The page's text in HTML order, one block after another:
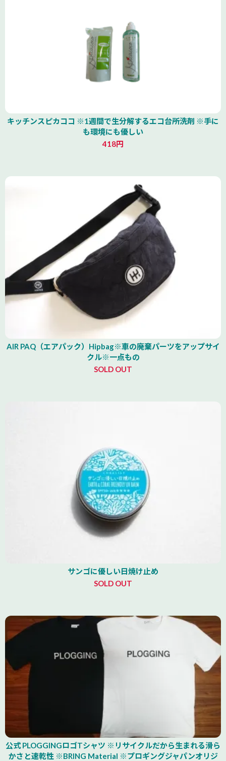
キッチンスピカココ ※1週間で生分解するエコ台所洗剤 ※手に
も環境にも優しい
418円
AIR PAQ（エアパック）Hipbag※車の廃棄パーツをアップサイ
クル※一点もの
SOLD OUT
サンゴに優しい日焼け止め
SOLD OUT
公式 PLOGGINGロゴTシャツ ※リサイクルだから生まれる滑ら
かさと速乾性 ※BRING Material ※プロギングジャパンオリジ